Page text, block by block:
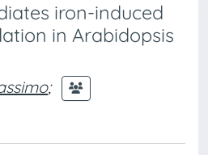
iron-induced
in Arabidopsis
;